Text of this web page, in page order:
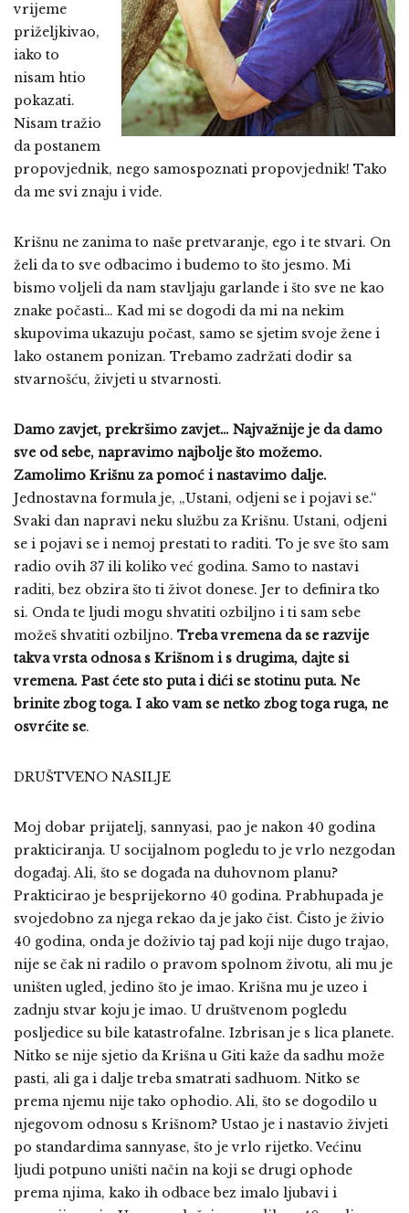
vrijeme
priželjkivao,
iako to
nisam htio
pokazati.
Nisam tražio
da postanem
propovjednik, nego samospoznati propovjednik! Tako
da me svi znaju i vide.
Krišnu ne zanima to naše pretvaranje, ego i te stvari. On
želi da to sve odbacimo i budemo to što jesmo. Mi
bismo voljeli da nam stavljaju garlande i što sve ne kao
znake počasti… Kad mi se dogodi da mi na nekim
skupovima ukazuju počast, samo se sjetim svoje žene i
lako ostanem ponizan. Trebamo zadržati dodir sa
stvarnošću, živjeti u stvarnosti.
Damo zavjet, prekršimo zavjet… Najvažnije je da damo
sve od sebe, napravimo najbolje što možemo.
Zamolimo Krišnu za pomoć i nastavimo dalje.
Jednostavna formula je, „Ustani, odjeni se i pojavi se.“
Svaki dan napravi neku službu za Krišnu. Ustani, odjeni
se i pojavi se i nemoj prestati to raditi. To je sve što sam
radio ovih 37 ili koliko već godina. Samo to nastavi
raditi, bez obzira što ti život donese. Jer to definira tko
si. Onda te ljudi mogu shvatiti ozbiljno i ti sam sebe
možeš shvatiti ozbiljno. Treba vremena da se razvije
takva vrsta odnosa s Krišnom i s drugima, dajte si
vremena. Past ćete sto puta i dići se stotinu puta. Ne
brinite zbog toga. I ako vam se netko zbog toga ruga, ne
osvrćite se.
DRUŠTVENO NASILJE
Moj dobar prijatelj, sannyasi, pao je nakon 40 godina
prakticiranja. U socijalnom pogledu to je vrlo nezgodan
događaj. Ali, što se događa na duhovnom planu?
Prakticirao je besprijekorno 40 godina. Prabhupada je
svojedobno za njega rekao da je jako čist. Čisto je živio
40 godina, onda je doživio taj pad koji nije dugo trajao,
nije se čak ni radilo o pravom spolnom životu, ali mu je
uništen ugled, jedino što je imao. Krišna mu je uzeo i
zadnju stvar koju je imao. U društvenom pogledu
posljedice su bile katastrofalne. Izbrisan je s lica planete.
Nitko se nije sjetio da Krišna u Giti kaže da sadhu može
pasti, ali ga i dalje treba smatrati sadhuom. Nitko se
prema njemu nije tako ophodio. Ali, što se dogodilo u
njegovom odnosu s Krišnom? Ustao je i nastavio živjeti
po standardima sannyase, što je vrlo rijetko. Većinu
ljudi potpuno uništi način na koji se drugi ophode
prema njima, kako ih odbace bez imalo ljubavi i